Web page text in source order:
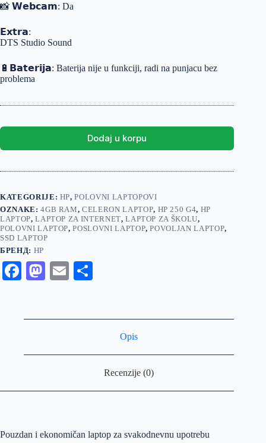
📸 𝗪𝗲𝗯𝗰𝗮𝗺: Da
𝗘𝘅𝘁𝗿𝗮:
DTS Studio Sound
🔋𝗕𝗮𝘁𝗲𝗿𝗶𝗷𝗮: Baterija nije u funkciji, radi na punjacu bez
problema
Dodaj u korpu
KATEGORIJE: HP,POLOVNI LAPTOPOVI
OZNAKE:4GB RAM,CELERON LAPTOP, HP 250 G4, HP
LAPTOP,LAPTOP ZA INTERNET,LAPTOP ZA ŠKOLU,
POLOVNI LAPTOP,POSLOVNI LAPTOP,POVOLJAN LAPTOP,
SSD LAPTOP
БРЕНД: HP
Fa M
E
Opis
Recenzije (0)
Pouzdan i ekonomičan laptop za svakodnevnu upotrebu